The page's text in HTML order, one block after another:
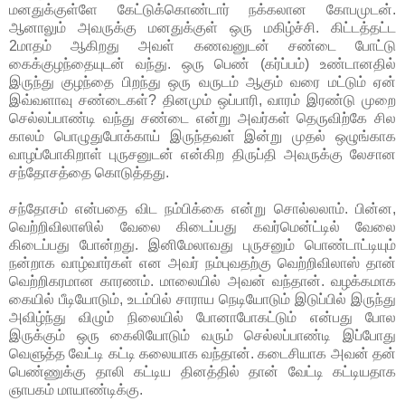
மனதுக்குள்ளே கேட்டுக்கொண்டார் நக்கலான கோபமுடன்.
ஆனாலும் அவருக்கு மனதுக்குள் ஒரு மகிழ்ச்சி. கிட்டத்தட்ட
2மாதம் ஆகிறது அவள் கணவனுடன் சண்டை போட்டு
கைக்குழந்தையுடன் வந்து. ஒரு பெண் (கர்ப்பம்) உண்டானதில்
இருந்து குழந்தை பிறந்து ஒரு வருடம் ஆகும் வரை மட்டும் ஏன்
இவ்வளாவு சண்டைகள்? தினமும் ஒப்பாரி, வாரம் இரண்டு முறை
செல்லப்பாண்டி வந்து சண்டை என்று அவர்கள் தெருவிற்கே சில
காலம் பொழுதுபோக்காய் இருந்தவள் இன்று முதல் ஒழுங்காக
வாழப்போகிறாள் புருசனுடன் என்கிற திருப்தி அவருக்கு லேசான
சந்தோசத்தை கொடுத்தது.
சந்தோசம் என்பதை விட நம்பிக்கை என்று சொல்லலாம். பின்ன,
வெற்றிவிலாஸில் வேலை கிடைப்பது கவர்மென்ட்டில் வேலை
கிடைப்பது போன்றது. இனிமேலாவது புருசனும் பொண்டாட்டியும்
நன்றாக வாழ்வார்கள் என அவர் நம்புவதற்கு வெற்றிவிலாஸ் தான்
வெற்றிகரமான காரணம். மாலையில் அவன் வந்தான். வழக்கமாக
கையில் பீடியோடும், உடம்பில் சாராய நெடியோடும் இடுப்பில் இருந்து
அவிழ்ந்து விழும் நிலையில் போனாபோகட்டும் என்பது போல
இருக்கும் ஒரு கைலியோடும் வரும் செல்லப்பாண்டி இப்போது
வெளுத்த வேட்டி கட்டி கலையாக வந்தான். கடைசியாக அவன் தன்
பெண்ணுக்கு தாலி கட்டிய தினத்தில் தான் வேட்டி கட்டியதாக
ஞாபகம் மாயாண்டிக்கு.